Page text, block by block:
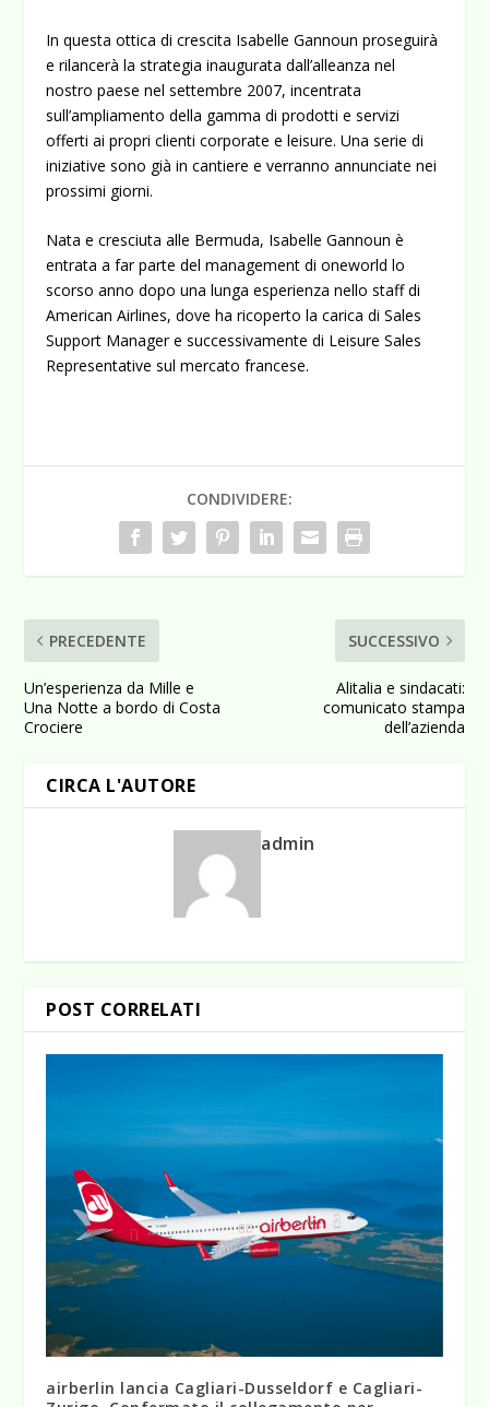
In questa ottica di crescita Isabelle Gannoun proseguirà
e rilancerà la strategia inaugurata dall’alleanza nel
nostro paese nel settembre 2007, incentrata
sull’ampliamento della gamma di prodotti e servizi
offerti ai propri clienti corporate e leisure. Una serie di
iniziative sono già in cantiere e verranno annunciate nei
prossimi giorni.
Nata e cresciuta alle Bermuda, Isabelle Gannoun è
entrata a far parte del management di oneworld lo
scorso anno dopo una lunga esperienza nello staff di
American Airlines, dove ha ricoperto la carica di Sales
Support Manager e successivamente di Leisure Sales
Representative sul mercato francese.
CONDIVIDERE:
PRECEDENTE
Un’esperienza da Mille e
Una Notte a bordo di Costa
Crociere
SUCCESSIVO
Alitalia e sindacati:
comunicato stampa
dell’azienda
CIRCA L'AUTORE
admin
POST CORRELATI
airberlin lancia Cagliari-Dusseldorf e Cagliari-